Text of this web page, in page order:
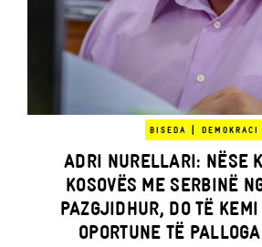
BISEDA | DEMOKRACI
ADRI NURELLARI: NËSE
KOSOVËS ME SERBINË
PAZGJIDHUR, DO TË
OPORTUNE TË